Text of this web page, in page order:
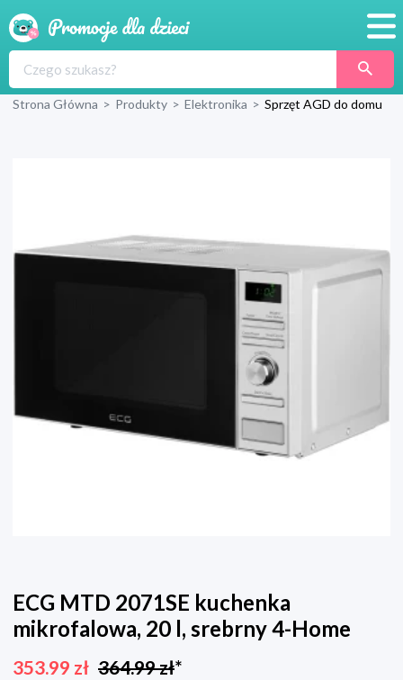
Produkty
Wyprawka
Strona Główna > Produkty > Elektronika > Sprzęt AGD do domu
ECG MTD 2071SE kuchenka
mikrofalowa, 20 l, srebrny 4-Home
353.99 zł 364.99zł*